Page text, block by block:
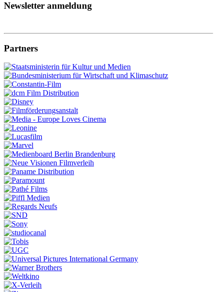
Newsletter anmeldung
Partners